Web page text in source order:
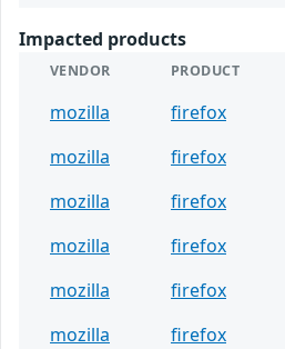
Impacted products
VENDOR PRODUCT
mozilla firefox
mozilla
firefox
mozilla
firefox
mozilla
firefox
mozilla
firefox
mozilla
firefox